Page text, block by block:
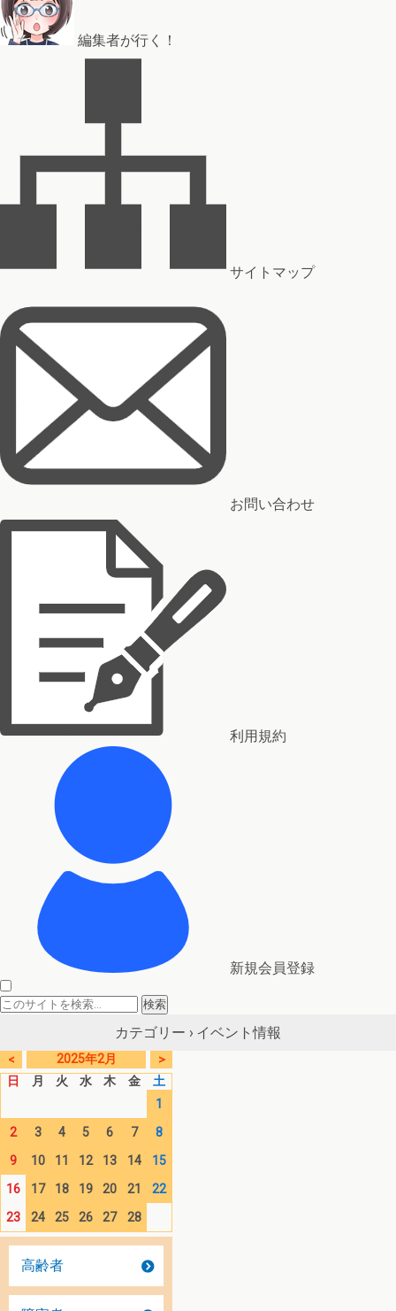
編集者が行く！
サイトマップ
お問い合わせ
利用規約
新規会員登録
カテゴリー › イベント情報
< 2025年2月
>
日
月 火 水 木 金
土
1
2
3 4 5 6 7
8
9
10 11 12 13 14
15
16
17 18 19 20 21
22
23
24 25 26 27 28
高齢者